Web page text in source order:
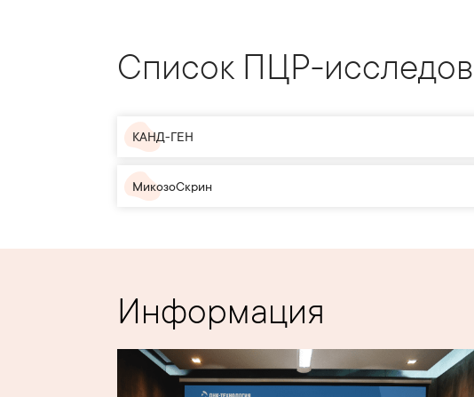
Список ПЦР-
КАНД-ГЕН
МикозоСкрин
Информация